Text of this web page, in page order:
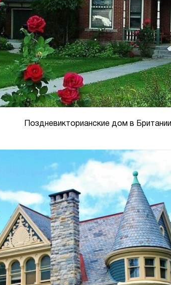
Поздневикторианские дом в Британии